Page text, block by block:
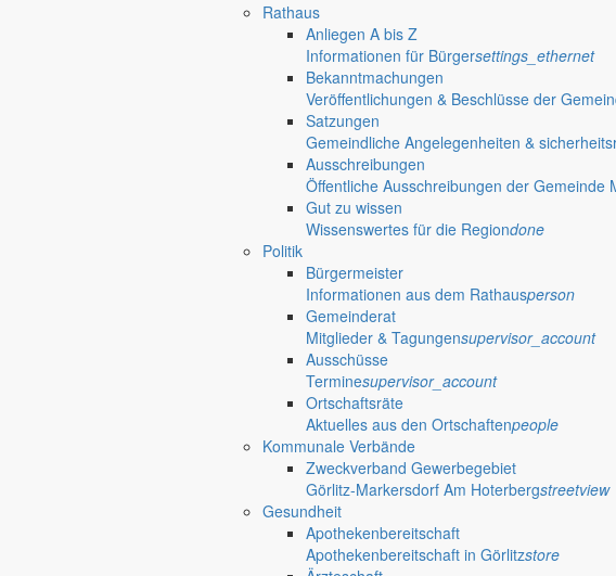
Rathaus
Anliegen A bis Z
Informationen für Bürgersettings_ethernet
Bekanntmachungen
Veröffentlichungen & Beschlüsse der
Satzungen
Gemeindliche Angelegenheiten &
Ausschreibungen
Öffentliche Ausschreibungen der Gemeinde
Gut zu wissen
Wissenswertes für die Regiondone
Politik
Bürgermeister
Informationen aus dem Rathausperson
Gemeinderat
Mitglieder & Tagungensupervisor_account
Ausschüsse
Terminesupervisor_account
Ortschaftsräte
Aktuelles aus den Ortschaftenpeople
Kommunale Verbände
Zweckverband Gewerbegebiet
Görlitz-Markersdorf Am Hoterbergstreetview
Gesundheit
Apothekenbereitschaft
Apothekenbereitschaft in Görlitzstore